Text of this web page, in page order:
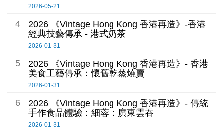
2026-05-21
4
2026 《Vintage Hong Kong 香港再造》-香港
經典技藝傳承 - 港式奶茶
2026-01-31
5
2026 《Vintage Hong Kong 香港再造》- 香港
美食工藝傳承：懷舊乾蒸燒賣
2026-01-31
6
2026 《Vintage Hong Kong 香港再造》- 傳統
手作食品體驗：細蓉：廣東雲吞
2026-01-31